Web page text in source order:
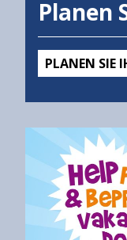
Planen
PLANEN SIE
het
Hannemahuis